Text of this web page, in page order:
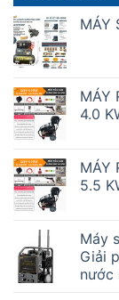
MÁY
MÁY
4.0
MÁY
5.5
Máy
Giải
nước